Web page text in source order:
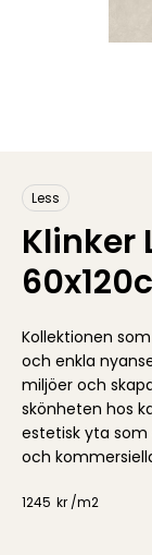
Less
Klinker
Kollektionen
och enkla
miljöer och
skönheten hos
estetisk yta
och
1245 kr /m2